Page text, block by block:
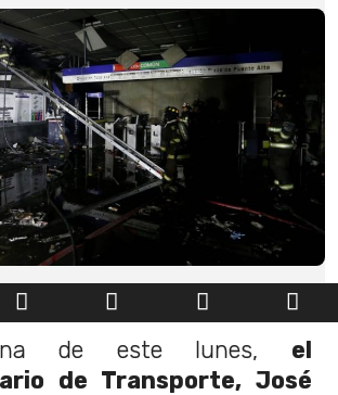
de este lunes, el
de Transporte, José